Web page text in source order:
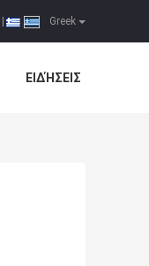
Greek
ΕΙΔΉΣΕΙΣ